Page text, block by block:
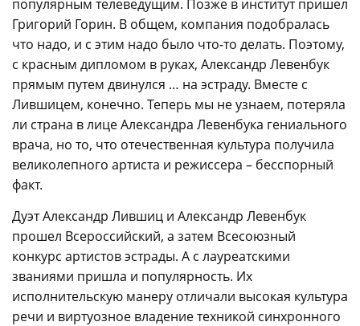
популярным телеведущим. Позже в институт пришел
Григорий Горин. В общем, компания подобралась
что надо, и с этим надо было что-то делать. Поэтому,
с красным дипломом в руках, Александр Левенбук
прямым путем двинулся … на эстраду. Вместе с
Лившицем, конечно. Теперь мы не узнаем, потеряла
ли страна в лице Александра Левенбука гениального
врача, но то, что отечественная культура получила
великолепного артиста и режиссера – бесспорный
факт.
Дуэт Александр Лившиц и Александр Левенбук
прошел Всероссийский, а затем Всесоюзный
конкурс артистов эстрады. А с лауреатскими
званиями пришла и популярность. Их
исполнительскую манеру отличали высокая культура
речи и виртуозное владение техникой синхронного